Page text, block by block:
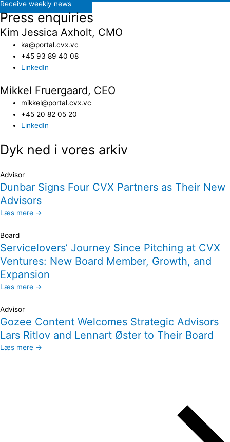
Receive weekly news
Press enquiries
Kim Jessica Axholt, CMO
ka@portal.cvx.vc​
+45 93 89 40 08
LinkedIn
Mikkel Fruergaard, CEO
mikkel@portal.cvx.vc
+45 20 82 05 20
LinkedIn
Dyk ned i vores arkiv
Advisor
Dunbar Signs Four CVX Partners as Their New
Advisors
Læs mere →
Board
Servicelovers’ Journey Since Pitching at CVX
Ventures: New Board Member, Growth, and
Expansion
Læs mere →
Advisor
Gozee Content Welcomes Strategic Advisors
Lars Ritlov and Lennart Øster to Their Board
Læs mere →